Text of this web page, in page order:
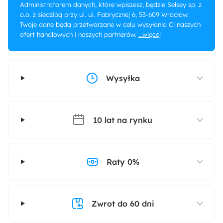
Administratorem danych, które wpiszesz, będzie Selsey sp. z
o.o. z siedzibą przy ul. ul. Fabrycznej 6, 53-609 Wrocław.
Twoje dane będą przetwarzane w celu wysyłania Ci naszych
ofert handlowych i naszych partnerów. ...więcej
Wysyłka
10 lat na rynku
Raty 0%
Zwrot do 60 dni